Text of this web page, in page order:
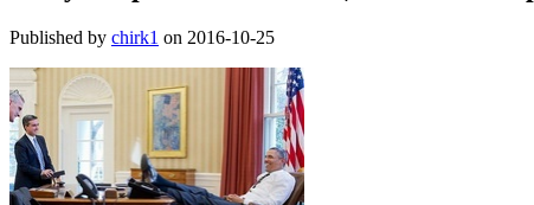
Published by chirk1 on 2016-10-25